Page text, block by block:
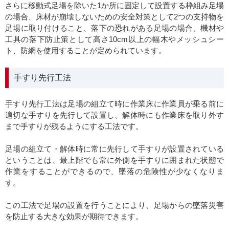
さらに移動式足場を除いた1か所に固定して設置する枠組み足場
の場合、床材が崩壊しないための安全対策として2つの支持物を
足場に取り付けること、落下の恐れがある足場の場合、機材や
工具の落下防止策として高さ10cm以上の幅木やメッシュシー
ト、防網を使用することが定められています。
手すり先行工法
手すり先行工法は足場の組立て時に作業床に作業員が乗る前に
適切な手すりを先行して設置し、解体時にも作業床を取り外す
まで手すりが残るようにする工法です。
足場の組立て・解体時に常に先行して手すりが設置されている
ということは、最上階でも常に外側を手すりに囲まれた状態で
作業をすることができるので、墜落の危険性が少なくなりま
す。
この工法で足場の設置を行うことにより、足場からの墜落災害
を防止する大きな効果が期待できます。